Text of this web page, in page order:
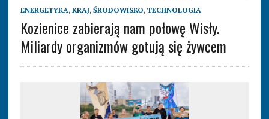
ENERGETYKA, KRAJ, ŚRODOWISKO, TECHNOLOGIA
Kozienice zabierają nam połowę Wisły.
Miliardy organizmów gotują się żywcem